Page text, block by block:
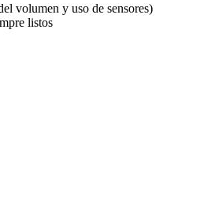
volumen y uso de sensores)
listos